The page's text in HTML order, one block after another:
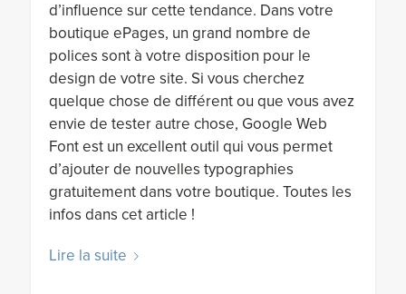
d’influence sur cette tendance. Dans votre
boutique ePages, un grand nombre de
polices sont à votre disposition pour le
design de votre site. Si vous cherchez
quelque chose de différent ou que vous avez
envie de tester autre chose, Google Web
Font est un excellent outil qui vous permet
d’ajouter de nouvelles typographies
gratuitement dans votre boutique. Toutes les
infos dans cet article !
Lire la suite